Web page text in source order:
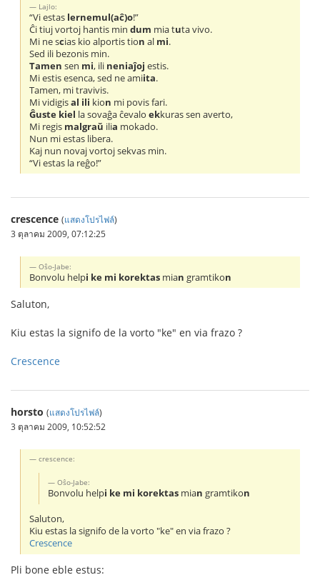
Lajlo:
“Vi estas lernemul(aĉ)o!”
Ĉi tiuj vortoj hantis mindum mia tuta vivo.
Mi ne scias kio alportis tion al mi.
Sed ili bezonis min.
Tamen sen mi, ili neniaĵoj estis.
Mi estis esenca, sed ne amiita.
Tamen, mi travivis.
Mi vidigisal ili kion mi povis fari.
Ĝuste kiel la sovaĝa ĉevaloekkuras sen averto,
Mi regis malgraŭ ilia mokado.
Nun mi estas libera.
Kaj nun novaj vortoj sekvas min.
“Vi estas la reĝo!”
crescence (แสดงโปรไฟล์)
3 ตุลาคม 2009, 07:12:25
Oŝo-Jabe:
Bonvolu helpi ke mi korektas mian gramtikon
Saluton,
Kiu estas la signifo de la vorto "ke" en via frazo ?
Crescence
horsto (แสดงโปรไฟล์)
3 ตุลาคม 2009, 10:52:52
crescence:
Oŝo-Jabe:
Bonvolu helpi ke mi korektas mian gramtikon
Saluton,
Kiu estas la signifo de la vorto "ke" en via frazo ?
Crescence
Pli bone eble estus: